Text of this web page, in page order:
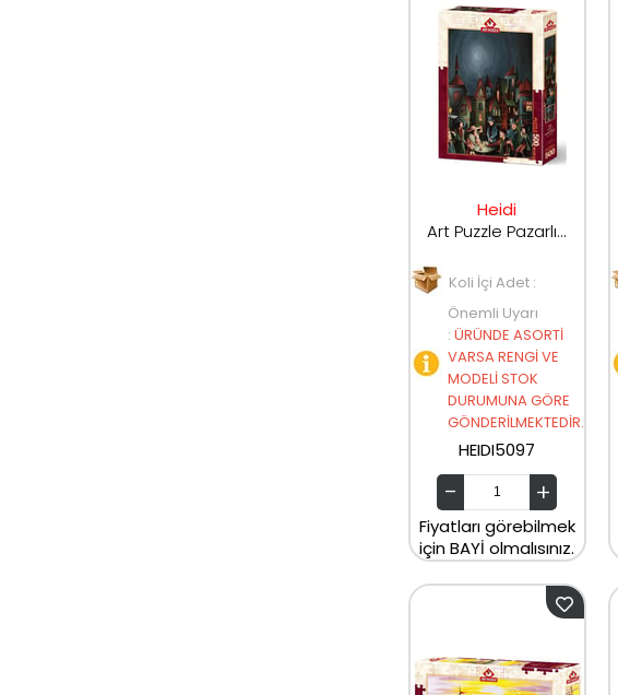
Heidi
Art Puzzle Pazarlık 500 Parça Puzzle 5097
Koli İçi Adet :
Önemli Uyarı
: ÜRÜNDE ASORTİ
VARSA RENGİ VE
MODELİ STOK
DURUMUNA GÖRE
GÖNDERİLMEKTEDİR.
HEIDI5097
Fiyatları görebilmek
için BAYİ olmalısınız.